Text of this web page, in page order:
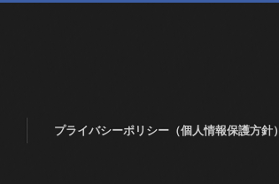
プライバシーポリシー（個人情報保護方針）